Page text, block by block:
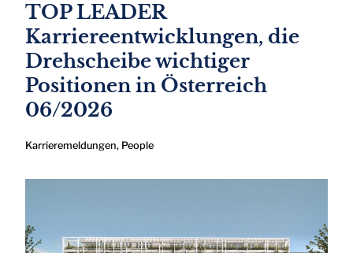
TOP LEADER
Karriereentwicklungen, die
Drehscheibe wichtiger
Positionen in Österreich
06/2026
Karrieremeldungen, People